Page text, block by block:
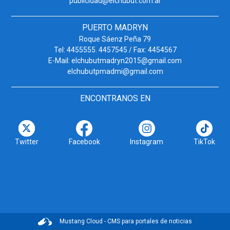
PUERTO MADRYN
Roque Sáenz Peña 79
Tel: 4455555. 4457545 / Fax: 4454567
E-Mail: elchubutmadryn2015@gmail.com
elchubutpmadmi@gmail.com
ENCONTRANOS EN
Twitter Facebook Instagram TikTok
Mustang Cloud - CMS para portales de noticias